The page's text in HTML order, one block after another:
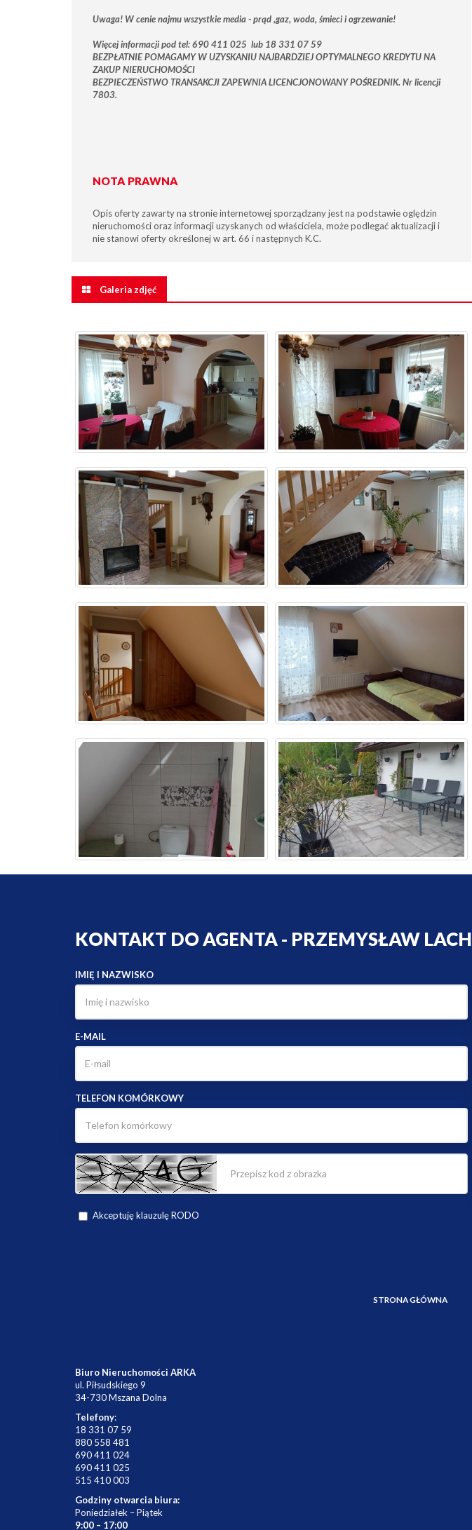
Uwaga! W cenie najmu wszystkie media - prąd ,gaz, woda, śmieci i ogrzewanie!
Więcej informacji pod tel:690 411 025 lub 18 331 07 59
BEZPŁATNIE POMAGAMY W UZYSKANIU NAJBARDZIEJ OPTYMALNEGO KREDYTU NA
ZAKUP NIERUCHOMOŚCI
BEZPIECZEŃSTWO TRANSAKCJI ZAPEWNIA LICENCJONOWANY POŚREDNIK. Nr licencji
7803.
NOTA PRAWNA
Opis oferty zawarty na stronie internetowej sporządzany jest na podstawie oględzin
nieruchomości oraz informacji uzyskanych od właściciela, może podlegać aktualizacji i
nie stanowi oferty określonej w art. 66 i następnych K.C.
Galeria zdjęć
KONTAKT DO AGENTA - PRZEMYSŁAW LACH
IMIĘ I NAZWISKO
E-MAIL
TELEFON KOMÓRKOWY
Akceptuję klauzulę RODO
STRONA GŁÓWNA
Biuro Nieruchomości ARKA
ul. Piłsudskiego 9
34-730 Mszana Dolna
Telefony:
18 331 07 59
880 558 481
690 411 024
690 411 025
515 410 003
Godziny otwarcia biura:
Poniedziałek – Piątek
9:00 – 17:00